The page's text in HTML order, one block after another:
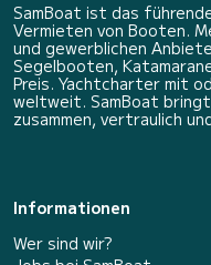
SamBoat ist das
Vermieten von Booten.
und gewerblichen
Segelbooten,
Preis. Yachtcharter mit
weltweit. SamBoat
zusammen, vertraulich
Informationen
Wer sind wir?